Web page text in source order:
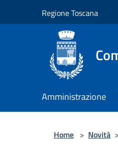
Regione Toscana
Amministrazione
Home > Novità >